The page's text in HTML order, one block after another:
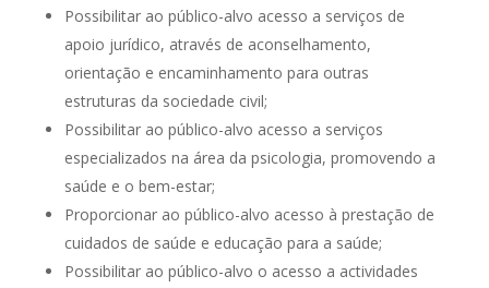
Possibilitar ao público-alvo acesso a serviços de
apoio jurídico, através de aconselhamento,
orientação e encaminhamento para outras
estruturas da sociedade civil;
Possibilitar ao público-alvo acesso a serviços
especializados na área da psicologia, promovendo a
saúde e o bem-estar;
Proporcionar ao público-alvo acesso à prestação de
cuidados de saúde e educação para a saúde;
Possibilitar ao público-alvo o acesso a actividades